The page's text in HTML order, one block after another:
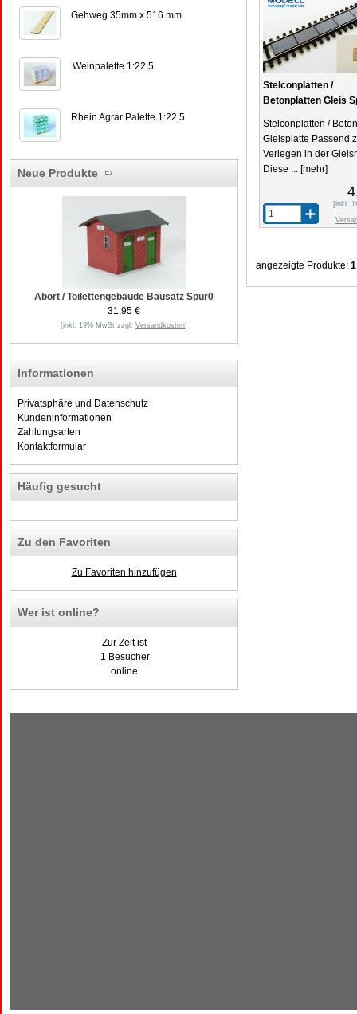
Gehweg 35mm x 516 mm
Weinpalette 1:22,5
Rhein Agrar Palette 1:22,5
Neue Produkte
Abort / Toilettengebäude Bausatz Spur0
31,95 €
[inkl. 19% MwSt zzgl. Versandkosten]
Informationen
Privatsphäre und Datenschutz
Kundeninformationen
Zahlungsarten
Kontaktformular
Häufig gesucht
Zu den Favoriten
Zu Favoriten hinzufügen
Wer ist online?
Zur Zeit ist
1 Besucher
online.
Stelconplatten /
Betonplatten Gleis
Stelconplatten /
Gleisplatte Passend
Verlegen in der
Diese ... [mehr]
[inkl.
angezeigte Produkte: 1